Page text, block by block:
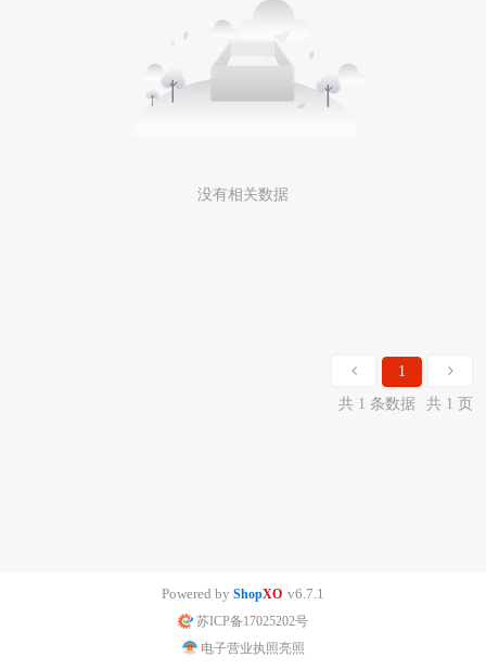
没有相关数据
1
共 1 条数据
共 1 页
Powered by ShopXO v6.7.1
苏ICP备17025202号
电子营业执照亮照